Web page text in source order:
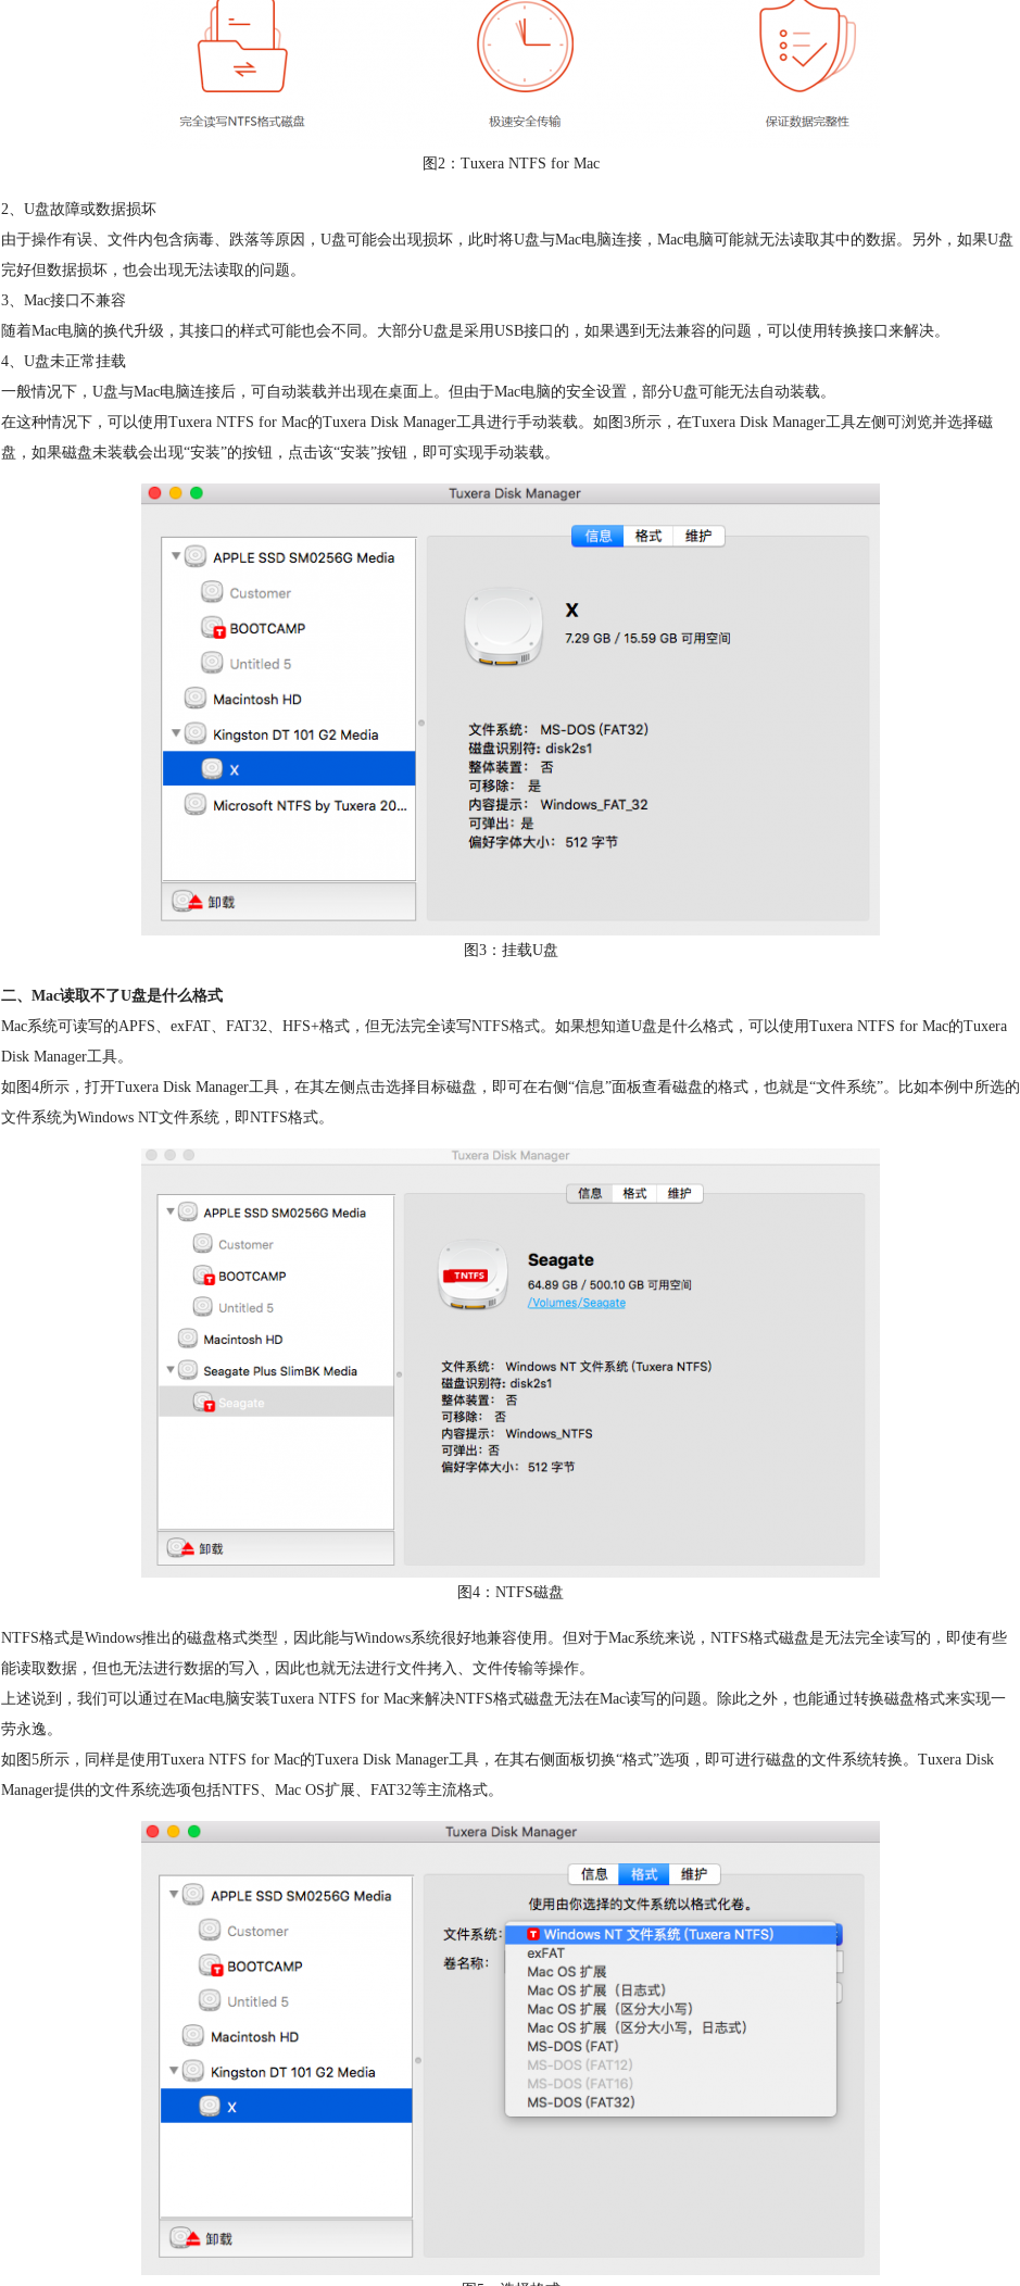
图2：Tuxera NTFS for Mac
2、U盘故障或数据损坏
由于操作有误、文件内包含病毒、跌落等原因，U盘可能会出现损坏，此时将U盘与Mac电脑连接，Mac电脑可能就无法读取其中的数据。另外，如果U盘
完好但数据损坏，也会出现无法读取的问题。
3、Mac接口不兼容
随着Mac电脑的换代升级，其接口的样式可能也会不同。大部分U盘是采用USB接口的，如果遇到无法兼容的问题，可以使用转换接口来解决。
4、U盘未正常挂载
一般情况下，U盘与Mac电脑连接后，可自动装载并出现在桌面上。但由于Mac电脑的安全设置，部分U盘可能无法自动装载。
在这种情况下，可以使用Tuxera NTFS for Mac的Tuxera Disk Manager工具进行手动装载。如图3所示，在Tuxera Disk Manager工具左侧可浏览并选择磁
盘，如果磁盘未装载会出现“安装”的按钮，点击该“安装”按钮，即可实现手动装载。
图3：挂载U盘
二、Mac读取不了U盘是什么格式
Mac系统可读写的APFS、exFAT、FAT32、HFS+格式，但无法完全读写NTFS格式。如果想知道U盘是什么格式，可以使用Tuxera NTFS for Mac的Tuxera
Disk Manager工具。
如图4所示，打开Tuxera Disk Manager工具，在其左侧点击选择目标磁盘，即可在右侧“信息”面板查看磁盘的格式，也就是“文件系统”。比如本例中所选的
文件系统为Windows NT文件系统，即NTFS格式。
图4：NTFS磁盘
NTFS格式是Windows推出的磁盘格式类型，因此能与Windows系统很好地兼容使用。但对于Mac系统来说，NTFS格式磁盘是无法完全读写的，即使有些
能读取数据，但也无法进行数据的写入，因此也就无法进行文件拷入、文件传输等操作。
上述说到，我们可以通过在Mac电脑安装Tuxera NTFS for Mac来解决NTFS格式磁盘无法在Mac读写的问题。除此之外，也能通过转换磁盘格式来实现一
劳永逸。
如图5所示，同样是使用Tuxera NTFS for Mac的Tuxera Disk Manager工具，在其右侧面板切换“格式”选项，即可进行磁盘的文件系统转换。Tuxera Disk
Manager提供的文件系统选项包括NTFS、Mac OS扩展、FAT32等主流格式。